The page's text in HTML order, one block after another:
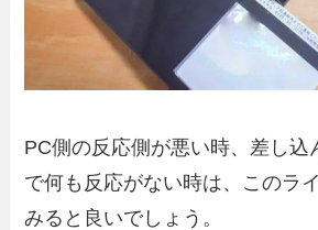
PC側の反応側が悪い時、差し込
で何も反応がない時は、このラ
みると良いでしょう。